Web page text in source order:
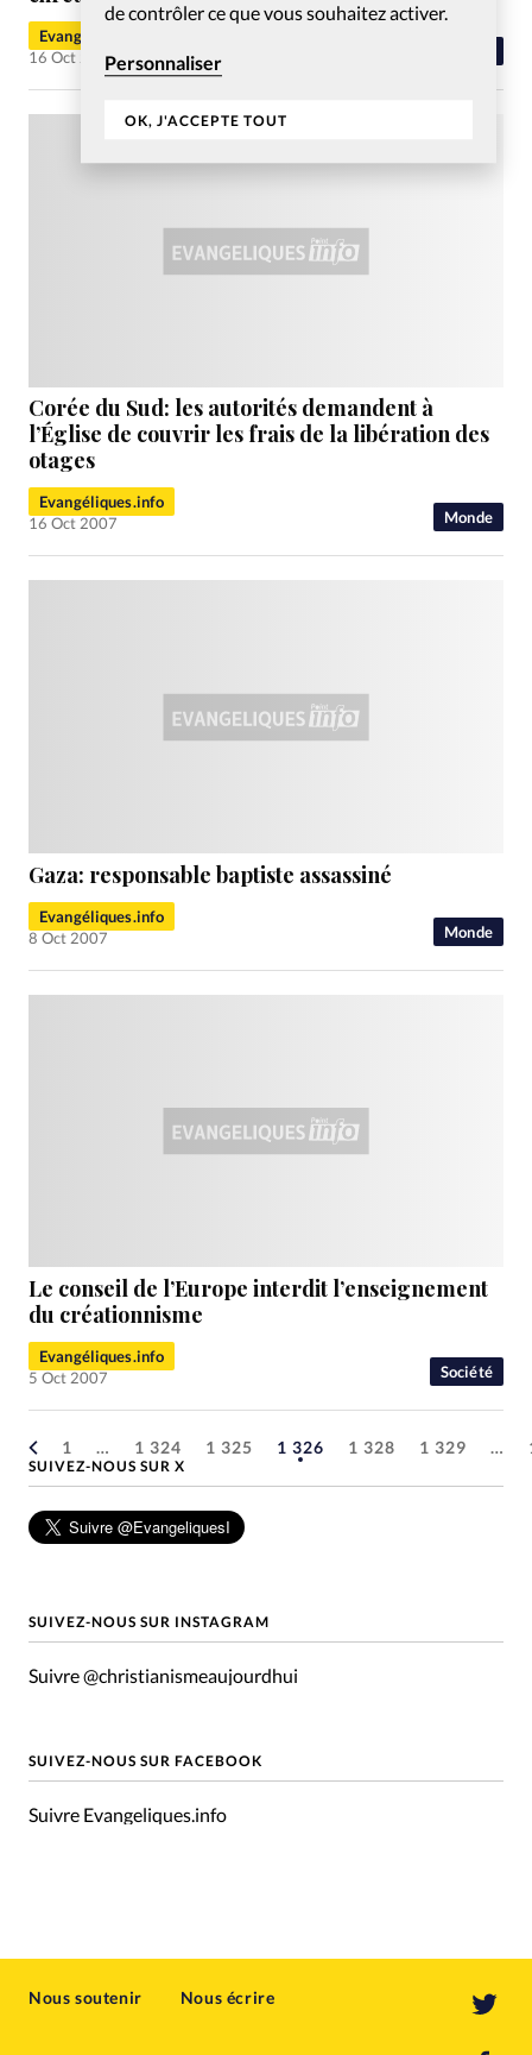
de contrôler ce que vous souhaitez activer.
Personnaliser
OK, J'ACCEPTE TOUT
Evangéliques.info
16 Oct 2007
Monde
Corée du Sud: les autorités demandent à
l’Église de couvrir les frais de la libération des
otages
Evangéliques.info
16 Oct 2007
Monde
Gaza: responsable baptiste assassiné
Evangéliques.info
8 Oct 2007
Société
Le conseil de l’Europe interdit l’enseignement
du créationnisme
Evangéliques.info
5 Oct 2007
1 … 1 324 1 325 1 326 1 328 1 329 …
SUIVEZ-NOUS SUR X
SUIVEZ-NOUS SUR INSTAGRAM
Suivre @christianismeaujourdhui
SUIVEZ-NOUS SUR FACEBOOK
Suivre Evangeliques.info
Nous soutenir Nous écrire